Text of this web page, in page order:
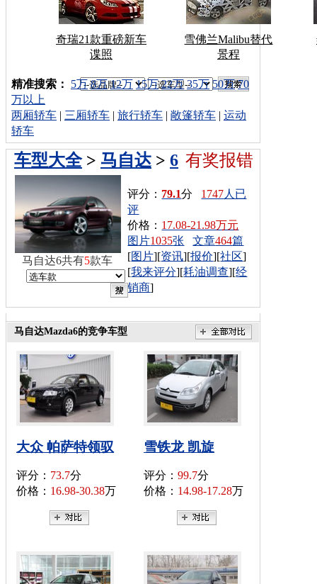
奇瑞21款重磅新车
谍照
雪佛兰Malibu替代
景程
车型搜索：
精准搜索： 5万 8万 12万 15万 22万 35万 50万 70
万以上
两厢轿车 | 三厢轿车 | 旅行轿车 | 敞篷轿车 | 运动
轿车
有奖报错
车型大全> 马自达 > 6
评分： 79.1分 1747人已
评
价格： 17.08-21.98万元
图片1035张 文章464篇
[图片][资讯][报价][社区]
[我来评分][耗油调查][经
销商]
马自达6共有5款车
马自达Mazda6的竞争车型
大众 帕萨特领驭
评分： 73.7分
价格： 16.98-30.38万
雪铁龙 凯旋
评分： 99.7分
价格： 14.98-17.28万